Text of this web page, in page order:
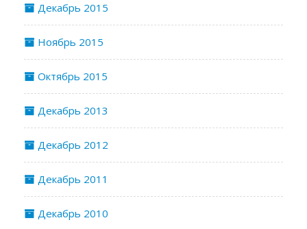
Декабрь 2015
Ноябрь 2015
Октябрь 2015
Декабрь 2013
Декабрь 2012
Декабрь 2011
Декабрь 2010